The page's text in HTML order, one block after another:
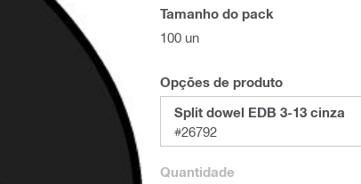
Tamanho do pack
100 un
Opções de produto
Split dowel EDB 3-13 cinza
#26792
Quantidade